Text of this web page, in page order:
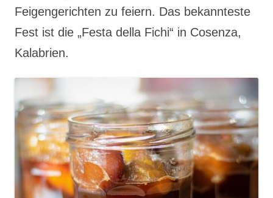
Feigengerichten zu feiern. Das bekannteste
Fest ist die „Festa della Fichi“ in Cosenza,
Kalabrien.